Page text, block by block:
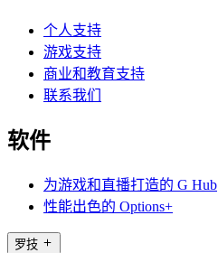
个人支持
游戏支持
商业和教育支持
联系我们
软件
为游戏和直播打造的 G Hub
性能出色的 Options+
罗技